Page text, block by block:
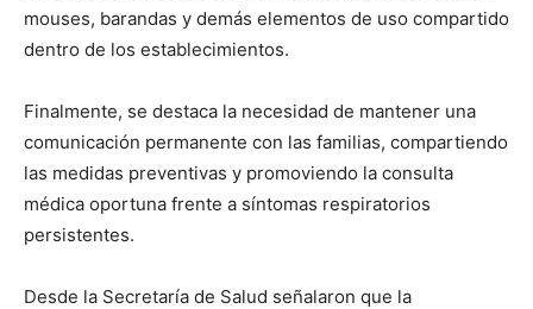
mouses, barandas y demás elementos de uso compartido
dentro de los establecimientos.
Finalmente, se destaca la necesidad de mantener una
comunicación permanente con las familias, compartiendo
las medidas preventivas y promoviendo la consulta
médica oportuna frente a síntomas respiratorios
persistentes.
Desde la Secretaría de Salud señalaron que la